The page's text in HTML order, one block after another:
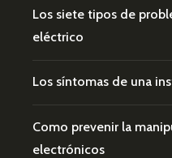
Los siete tipos de
eléctrico
Los síntomas de una
Como prevenir la
electrónicos